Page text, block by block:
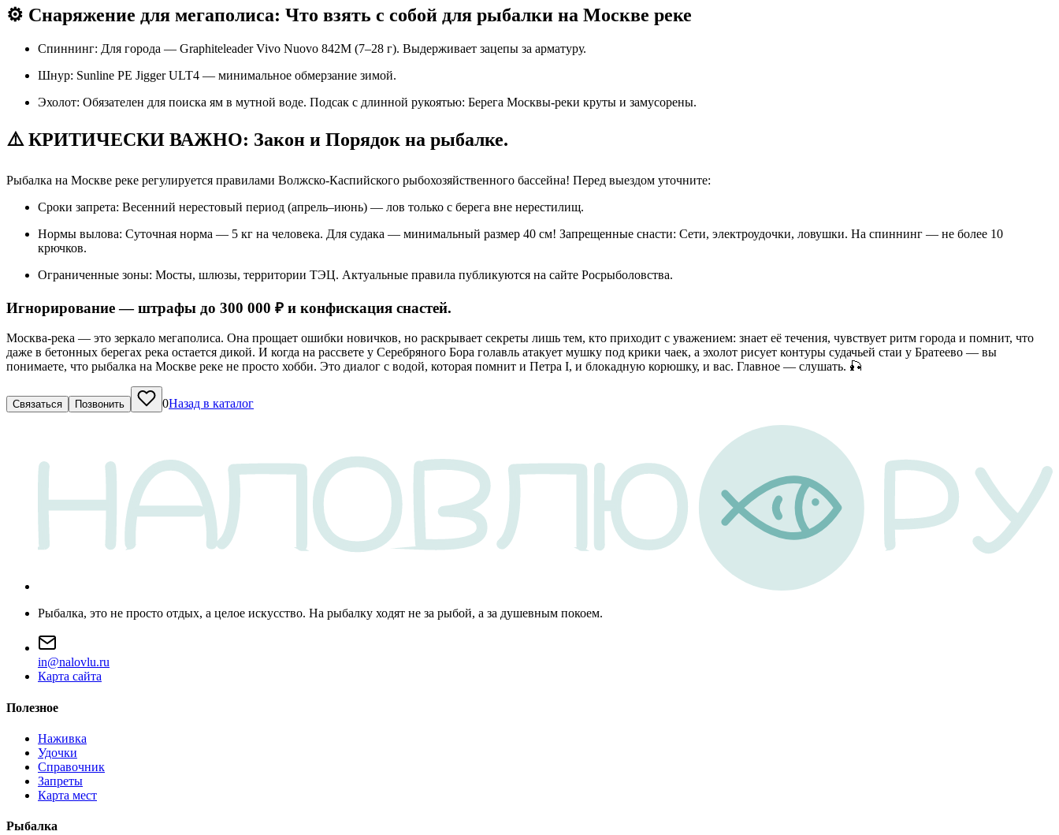
⚙️ Снаряжение для мегаполиса: Что взять с собой для рыбалки на Москве реке
Спиннинг: Для города — Graphiteleader Vivo Nuovo 842M (7–28 г). Выдерживает зацепы за арматуру.
Шнур: Sunline PE Jigger ULT4 — минимальное обмерзание зимой.
Эхолот: Обязателен для поиска ям в мутной воде. Подсак с длинной рукоятью: Берега Москвы-реки круты и замусорены.
⚠️ КРИТИЧЕСКИ ВАЖНО: Закон и Порядок на рыбалке.
Рыбалка на Москве реке регулируется правилами Волжско-Каспийского рыбохозяйственного бассейна! Перед выездом уточните:
Сроки запрета: Весенний нерестовый период (апрель–июнь) — лов только с берега вне нерестилищ.
Нормы вылова: Суточная норма — 5 кг на человека. Для судака — минимальный размер 40 см! Запрещенные снасти: Сети, электроудочки, ловушки. На спиннинг — не более 10
крючков.
Ограниченные зоны: Мосты, шлюзы, территории ТЭЦ. Актуальные правила публикуются на сайте Росрыболовства.
Игнорирование — штрафы до 300 000 ₽ и конфискация снастей.
Москва-река — это зеркало мегаполиса. Она прощает ошибки новичков, но раскрывает секреты лишь тем, кто приходит с уважением: знает её течения, чувствует ритм города и помнит, что
даже в бетонных берегах река остается дикой. И когда на рассвете у Серебряного Бора голавль атакует мушку под крики чаек, а эхолот рисует контуры судачьей стаи у Братеево — вы
понимаете, что рыбалка на Москве реке не просто хобби. Это диалог с водой, которая помнит и Петра I, и блокадную корюшку, и вас. Главное — слушать. 🎣
Связаться Позвонить 0Назад в каталог
Рыбалка, это не просто отдых, а целое искусство. На рыбалку ходят не за рыбой, а за душевным покоем.
in@nalovlu.ru
Карта сайта
Полезное
Наживка
Удочки
Справочник
Запреты
Карта мест
Рыбалка